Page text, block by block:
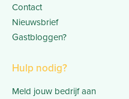
Contact
Nieuwsbrief
Gastbloggen?
Hulp nodig?
Meld jouw bedrijf aan